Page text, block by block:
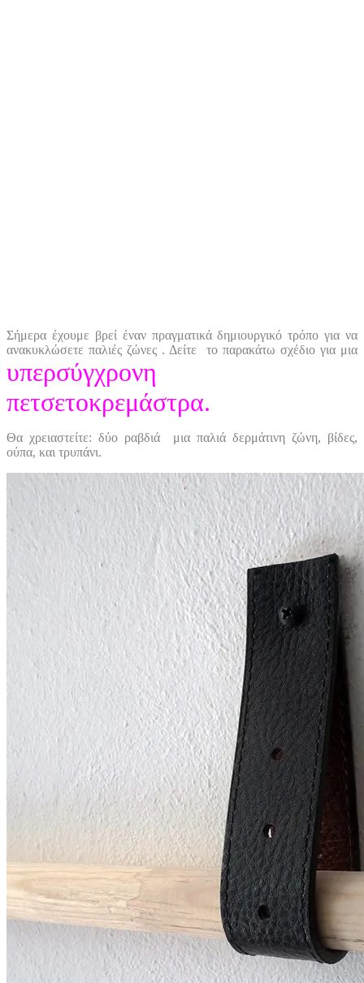
Σήμερα έχουμε βρεί έναν πραγματικά δημιουργικό τρόπο για να
ανακυκλώσετε παλιές ζώνες . Δείτε το παρακάτω σχέδιο για μια
υπερσύγχρονη
πετσετοκρεμάστρα.
Θα χρειαστείτε: δύο ραβδιά μια παλιά δερμάτινη ζώνη, βίδες,
ούπα, και τρυπάνι.